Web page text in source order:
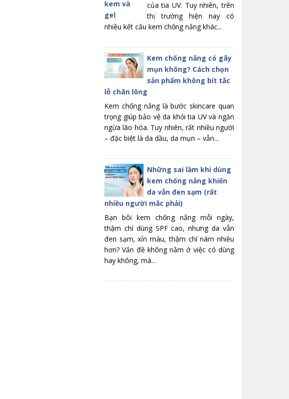
của tia UV. Tuy nhiên, trên
thị trường hiện nay có
nhiều kết cấu kem chống nắng khác...
Kem chống nắng có gây
mụn không? Cách chọn
sản phẩm không bít tắc
lỗ chân lông
Kem chống nắng là bước skincare quan
trọng giúp bảo vệ da khỏi tia UV và ngăn
ngừa lão hóa. Tuy nhiên, rất nhiều người
– đặc biệt là da dầu, da mụn – vẫn...
Những sai lầm khi dùng
kem chống nắng khiến
da vẫn đen sạm (rất
nhiều người mắc phải)
Bạn bôi kem chống nắng mỗi ngày,
thậm chí dùng SPF cao, nhưng da vẫn
đen sạm, xỉn màu, thậm chí nám nhiều
hơn? Vấn đề không nằm ở việc có dùng
hay không, mà...